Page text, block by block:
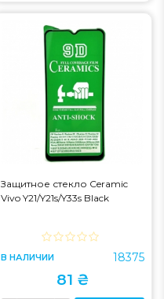
Защитное стекло Ceramic
Vivo Y21/Y21s/Y33s Black
В НАЛИЧИИ 18375
81 ₴